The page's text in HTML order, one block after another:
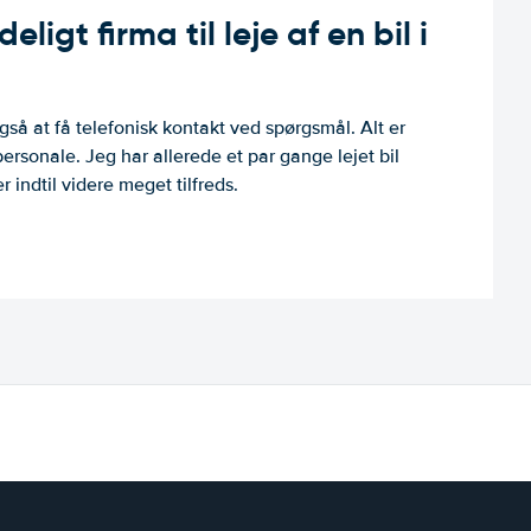
firma til leje af en bil i
at få telefonisk kontakt ved spørgsmål. Alt er
Jeg har allerede et par gange lejet bil
indtil videre meget tilfreds.